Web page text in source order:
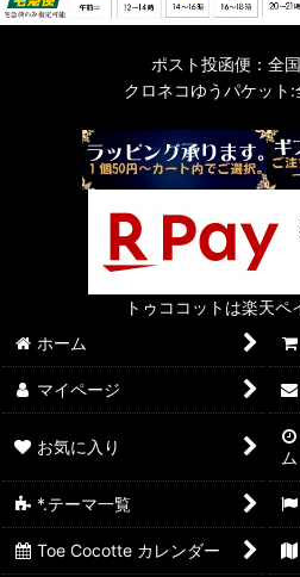
ポスト投函便：全
クロネコゆうパケット
トゥココットは楽天ペ
ホーム
マイページ
お気に入り
ム
*.テーマ一覧
Toe Cocotte カレンダー